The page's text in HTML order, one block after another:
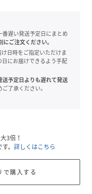
遅い発送予定日にまとめ
ご注文ください。
日時をご指定いただけま
にお届けできるよう手配
予定日よりも遅れて発送
了承ください。
3倍！
。 詳しくはこちら
購入する